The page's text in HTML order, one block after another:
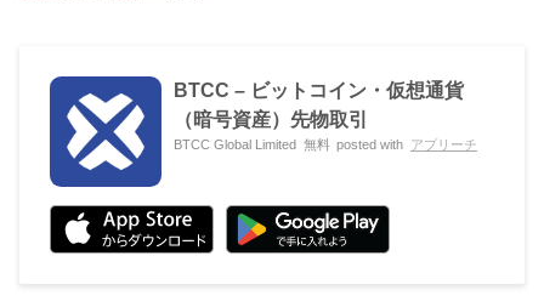
BTCC – ビットコイン・仮想通貨
（暗号資産）先物取引
BTCC Global Limited 無料 posted with アプリーチ